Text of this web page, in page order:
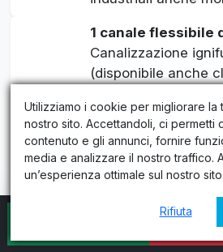
1 canale flessibile
Canalizzazione
(disponibile anche
per dirigere il flusso
specifica direzione
adiacente a quello
macchina.
2 canali flessibili
Canalizzazione
Utilizziamo i cookie per migliorare la
nostro sito. Accettandoli, ci permetti
contenuto e gli annunci, fornire
media e analizzare il nostro traffico.
un’esperienza ottimale sul nostro sito.
Rifiuta